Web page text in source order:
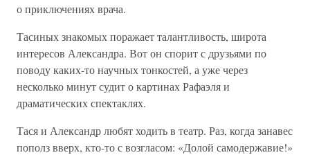
о приключениях врача.
Тасиных знакомых поражает талантливость, широта
интересов Александра. Вот он спорит с друзьями по
поводу каких-то научных тонкостей, а уже через
несколько минут судит о картинах Рафаэля и
драматических спектаклях.
Тася и Александр любят ходить в театр. Раз, когда занавес
пополз вверх, кто-то с возгласом: «Долой самодержавие!»